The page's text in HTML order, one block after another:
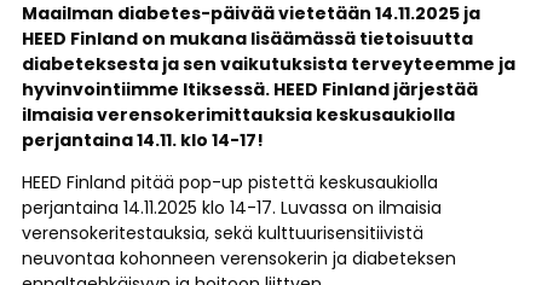
Maailman diabetes-päivää vietetään 14.11.2025 ja
HEED Finland on mukana lisäämässä tietoisuutta
diabeteksesta ja sen vaikutuksista terveyteemme ja
hyvinvointiimme Itiksessä. HEED Finland järjestää
ilmaisia verensokerimittauksia keskusaukiolla
perjantaina 14.11. klo 14-17!
HEED Finland pitää pop-up pistettä keskusaukiolla
perjantaina 14.11.2025 klo 14-17. Luvassa on ilmaisia
verensokeritestauksia, sekä kulttuurisensitiivistä
neuvontaa kohonneen verensokerin ja diabeteksen